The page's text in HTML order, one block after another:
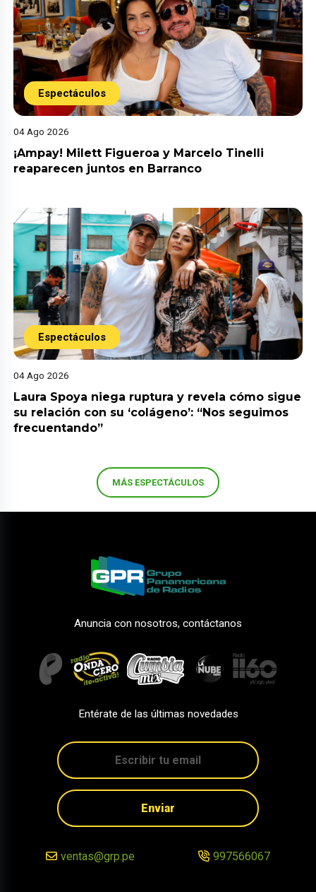
Espectáculos
04 Ago 2026
¡Ampay! Milett Figueroa y Marcelo Tinelli
reaparecen juntos en Barranco
Espectáculos
04 Ago 2026
Laura Spoya niega ruptura y revela cómo sigue
su relación con su ‘colágeno’: “Nos seguimos
frecuentando”
MÁS ESPECTÁCULOS
Anuncia con nosotros, contáctanos
Entérate de las últimas novedades
Enviar
ventas@grp.pe 997566067